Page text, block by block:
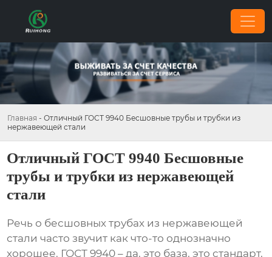
Главная - Отличный ГОСТ 9940 Бесшовные трубы и трубки из
нержавеющей стали
Отличный ГОСТ 9940 Бесшовные
трубы и трубки из нержавеющей
стали
Речь о бесшовных трубах из нержавеющей
стали часто звучит как что-то однозначно
хорошее. ГОСТ 9940 – да, это база, это стандарт,